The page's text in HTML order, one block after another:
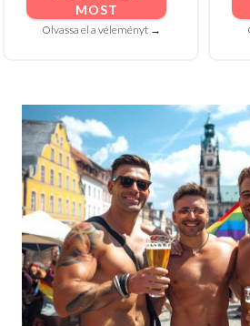
MOST
Olvassa el a véleményt →